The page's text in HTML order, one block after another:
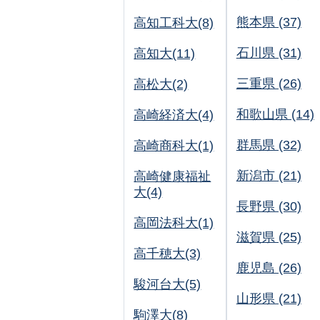
高知工科大(8)
高知大(11)
高松大(2)
高崎経済大(4)
高崎商科大(1)
高崎健康福祉
大(4)
高岡法科大(1)
高千穂大(3)
駿河台大(5)
駒澤大(8)
熊本県 (37)
石川県 (31)
三重県 (26)
和歌山県 (14)
群馬県 (32)
新潟市 (21)
長野県 (30)
滋賀県 (25)
鹿児島 (26)
山形県 (21)